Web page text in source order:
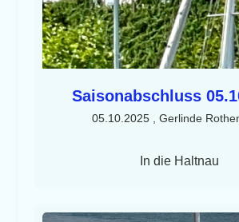
Saisonabschluss
05.10.2025, Gerlinde
In die Haltnau